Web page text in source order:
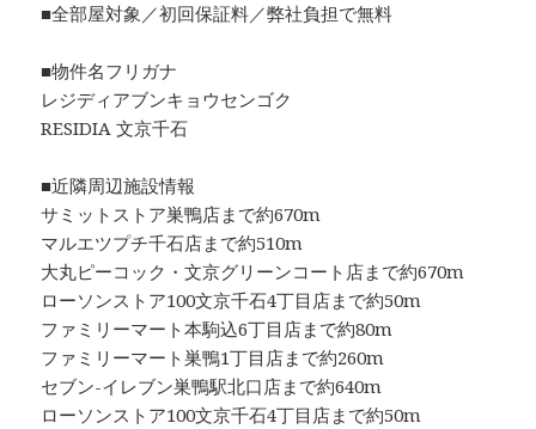
■全部屋対象／初回保証料／弊社負担で無料
■物件名フリガナ
レジディアブンキョウセンゴク
RESIDIA 文京千石
■近隣周辺施設情報
サミットストア巣鴨店まで約670m
マルエツプチ千石店まで約510m
大丸ピーコック・文京グリーンコート店まで約670m
ローソンストア100文京千石4丁目店まで約50m
ファミリーマート本駒込6丁目店まで約80m
ファミリーマート巣鴨1丁目店まで約260m
セブン-イレブン巣鴨駅北口店まで約640m
ローソンストア100文京千石4丁目店まで約50m